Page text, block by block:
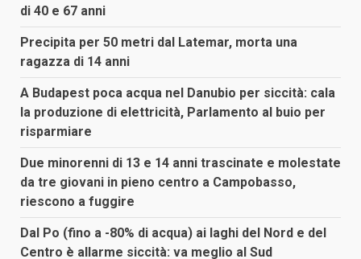
di 40 e 67 anni
Precipita per 50 metri dal Latemar, morta una
ragazza di 14 anni
A Budapest poca acqua nel Danubio per siccità: cala
la produzione di elettricità, Parlamento al buio per
risparmiare
Due minorenni di 13 e 14 anni trascinate e molestate
da tre giovani in pieno centro a Campobasso,
riescono a fuggire
Dal Po (fino a -80% di acqua) ai laghi del Nord e del
Centro è allarme siccità: va meglio al Sud